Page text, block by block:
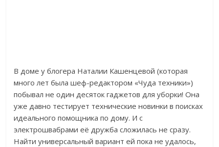
В доме у блогера Наталии Кашенцевой (которая
много лет была шеф-редактором «Чуда техники»)
побывал не один десяток гаджетов для уборки! Она
уже давно тестирует технические новинки в поисках
идеального помощника по дому. И с
электрошвабрами её дружба сложилась не сразу.
Найти универсальный вариант ей пока не удалось,